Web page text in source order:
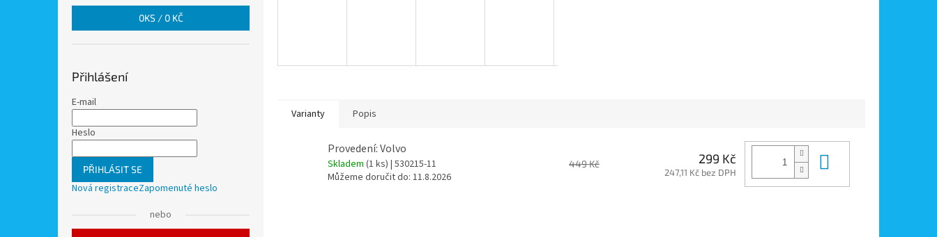
0KS / 0 KČ
Přihlášení
E-mail
Heslo
PŘIHLÁSIT SE
Nová registraceZapomenuté heslo
nebo
Varianty Popis
Provedení: Volvo
Skladem (1 ks) | 530215-11
Můžeme doručit do: 11.8.2026
449 Kč 299 Kč
247,11 Kč bez DPH